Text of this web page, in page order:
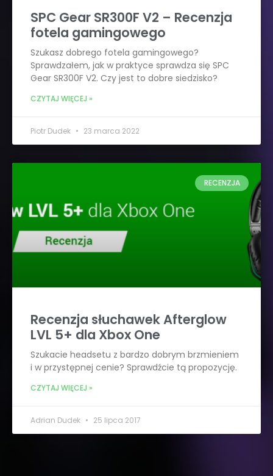
SPC Gear SR300F V2 – Recenzja
fotela gamingowego
Szukasz dobrego fotela gamingowego?
Sprawdzałem, jak w praktyce sprawdza się SPC
Gear SR300F V2. Czy jest to dobre siedzisko?
CZYTAJ WIĘCEJ »
Piotr Dudek 23 marca 2022
RECENZJA
Recenzja słuchawek Afterglow
LVL 5+ dla Xbox One
Szukacie headsetu z bardzo dobrym brzmieniem
i w przystępnej cenie? Sprawdźcie tą propozycję.
CZYTAJ WIĘCEJ »
Adrian Dudek 25 lipca 2017